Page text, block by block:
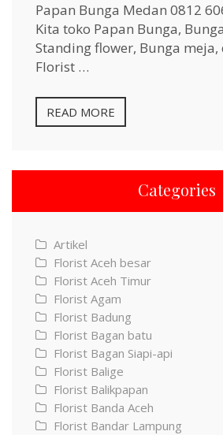
Papan Bunga Medan 0812
Kita toko Papan Bunga,
Standing flower, Bunga
Florist …
READ MORE
Categories
Artikel
Florist Aceh besar
Florist Aceh Timur
Florist Agam
Florist Badung
Florist Bagan batu
Florist Bagan Siapi-api
Florist Balige
Florist Balikpapan
Florist Banda Aceh
Florist Bandar Lampung